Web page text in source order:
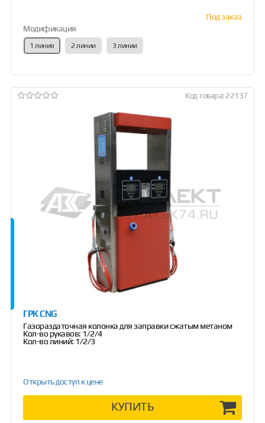
Под заказ
Модификация
1 линия 2 линии 3 линии
Код товара: 22137
ГРК CNG
Газораздаточная колонка для заправки сжатым метаном
Кол-во рукавов: 1/2/4
Кол-во линий: 1/2/3
Открыть доступ к цене
КУПИТЬ